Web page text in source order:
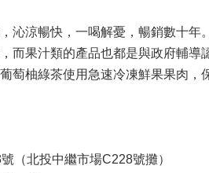
沁涼暢快，一喝解憂，暢銷數十
而果汁類的產品也都是與政府輔
萄柚綠茶使用急速冷凍鮮果果肉
（北投中繼市場C228號攤）